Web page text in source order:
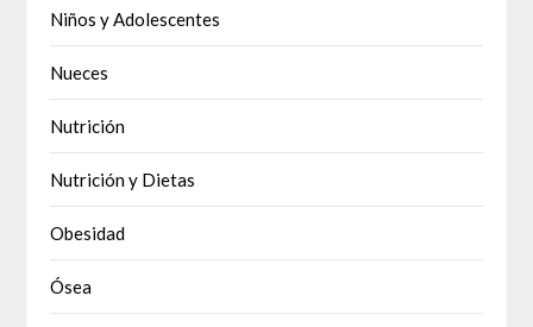
Niños y Adolescentes
Nueces
Nutrición
Nutrición y Dietas
Obesidad
Ósea